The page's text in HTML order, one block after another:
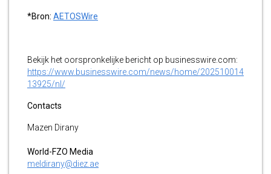
*Bron: AETOSWire
Bekijk het oorspronkelijke bericht op businesswire.com:
https://www.businesswire.com/news/home/202510014
13925/nl/
Contacts
Mazen Dirany
World-FZO Media
meldirany@diez.ae